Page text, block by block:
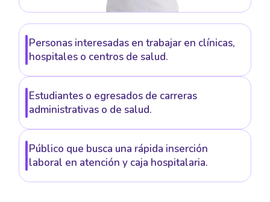
Personas interesadas en trabajar en clínicas,
hospitales o centros de salud.
Estudiantes o egresados de carreras
administrativas o de salud.
Público que busca una rápida inserción
laboral en atención y caja hospitalaria.